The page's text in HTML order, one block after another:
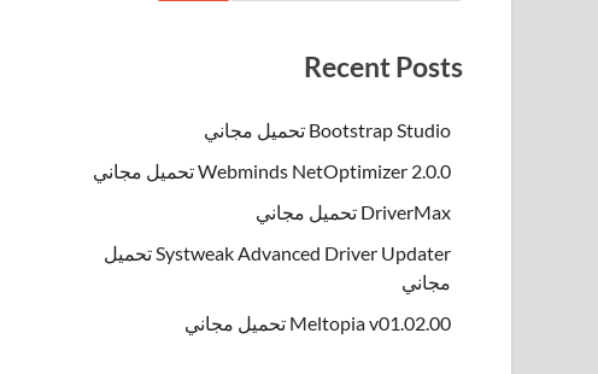
Recent Posts
Bootstrap Studio تحميل مجاني
Webminds NetOptimizer 2.0.0 تحميل مجاني
DriverMax تحميل مجاني
Systweak Advanced Driver Updater تحميل
مجاني
Meltopia v01.02.00 تحميل مجاني